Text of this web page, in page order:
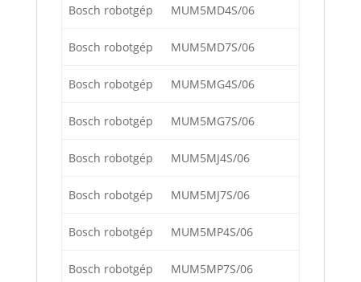
Bosch robotgép MUM5MD4S/06
Bosch robotgép MUM5MD7S/06
Bosch robotgép MUM5MG4S/06
Bosch robotgép MUM5MG7S/06
Bosch robotgép MUM5MJ4S/06
Bosch robotgép MUM5MJ7S/06
Bosch robotgép MUM5MP4S/06
Bosch robotgép MUM5MP7S/06